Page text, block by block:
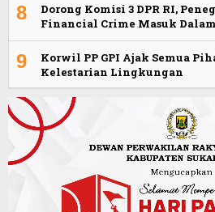
8
Dorong Komisi 3 DPR RI,
Financial Crime Masuk Dalam
9
Korwil PP GPI Ajak Semua
Kelestarian Lingkungan